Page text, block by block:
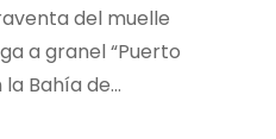
del muelle
a granel “Puerto
la Bahía de…